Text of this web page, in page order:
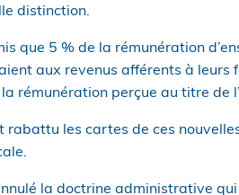
distinction.
que 5 % de la rémunération
aux revenus afférents à leurs
rémunération perçue au titre de
les cartes de ces
la doctrine administrative